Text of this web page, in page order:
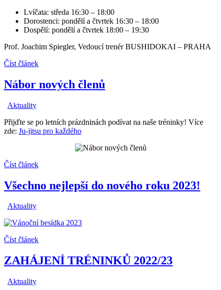
Lvíčata: středa 16:30 – 18:00
Dorostenci: pondělí a čtvrtek 16:30 – 18:00
Dospělí: pondělí a čtvrtek 18:00 – 19:30
Prof. Joachim Spiegler, Vedoucí trenér BUSHIDOKAI – PRAHA
Číst článek
Nábor nových členů
Aktuality
Přijďte se po letních prázdninách podívat na naše tréninky! Více
zde: Ju-jitsu pro každého
Číst článek
Všechno nejlepší do nového roku 2023!
Aktuality
Číst článek
ZAHÁJENÍ TRÉNINKŮ 2022/23
Aktuality